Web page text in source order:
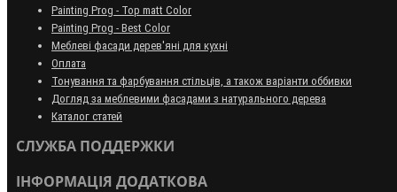
Painting Prog - Top matt Color
Painting Prog - Best Color
Меблеві фасади дерев'яні для кухні
Оплата
Тонування та фарбування стільців, а також варіанти оббивки
Догляд за меблевими фасадами з натурального дерева
Каталог статей
СЛУЖБА ПОДДЕРЖКИ
ІНФОРМАЦІЯ ДОДАТКОВА